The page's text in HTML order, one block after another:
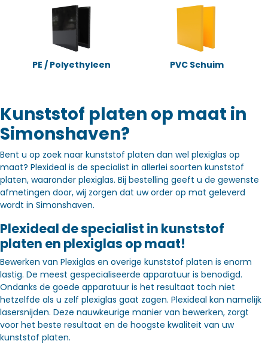
PE / Polyethyleen PVC Schuim
Kunststof platen op maat in
Simonshaven?
Bent u op zoek naar kunststof platen dan wel plexiglas op
maat? Plexideal is de specialist in allerlei soorten kunststof
platen, waaronder plexiglas. Bij bestelling geeft u de gewenste
afmetingen door, wij zorgen dat uw order op mat geleverd
wordt in Simonshaven.
Plexideal de specialist in kunststof
platen en plexiglas op maat!
Bewerken van Plexiglas en overige kunststof platen is enorm
lastig. De meest gespecialiseerde apparatuur is benodigd.
Ondanks de goede apparatuur is het resultaat toch niet
hetzelfde als u zelf plexiglas gaat zagen. Plexideal kan namelijk
lasersnijden. Deze nauwkeurige manier van bewerken, zorgt
voor het beste resultaat en de hoogste kwaliteit van uw
kunststof platen.